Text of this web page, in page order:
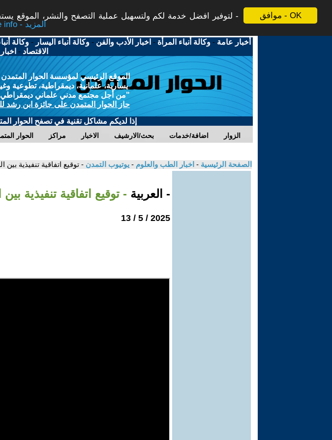
موافق - OK
لتوفير افضل خدمة لكم ولتسهيل عملية التصفح والنشر، الموقع
More info - المزيد
أخبار عامة -وكالة أنباء المرأة - اخبار الأدب والفن -وكالة أنباء اليسار -وكالة
الاقتصاد -
الموقع الرئيسي لمؤسسة الحوار المتمدن
يسارية، علمانية، ديمقراطية، تطوعية
"من أجل مجتمع مدني علماني ديمقراطي
حاز الحوار المتمدن على جائزة ابن رشد
إذا لديكم مشاكل تقنية في تصفح الحوار
الحوار مراكز الاخبار بحث/الارشيف اضافة/خدمات الزوار
الصفحة الرئيسية - اخبار الطب والعلوم - يوتيوب التمدن - توقيع اتفاقية تنفيذية
- العربية - توقيع اتفاقية تنفيذية
2025 / 5 / 13